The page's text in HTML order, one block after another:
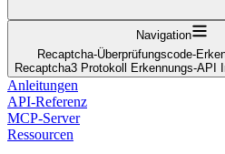
Navigation
Recaptcha-Überprüfungscode-
Recaptcha3 Protokoll Erkennungs-API
Anleitungen
API-Referenz
MCP-Server
Ressourcen